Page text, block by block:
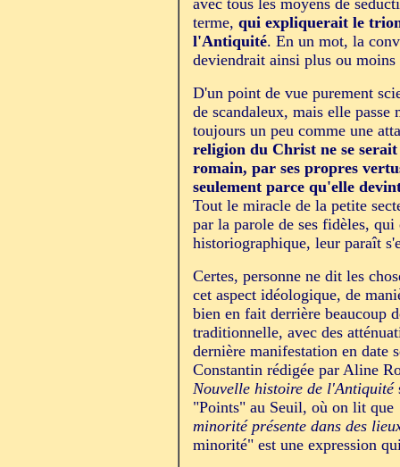
terme, qui expliquerait le
l'Antiquité. En un mot, la
deviendrait ainsi plus ou
D'un point de vue purement
de scandaleux, mais elle passe
toujours un peu comme une
religion du Christ ne se serait
romain, par ses propres
seulement parce qu'elle
Tout le miracle de la petite
par la parole de ses fidèles,
historiographique, leur paraît
Certes, personne ne dit les
cet aspect idéologique, de
bien en fait derrière beaucoup
traditionnelle, avec des
dernière manifestation en date
Constantin rédigée par Aline
Nouvelle histoire de l'Antiquité
"Points" au Seuil, où on lit que
minorité présente dans des
minorité" est une expression